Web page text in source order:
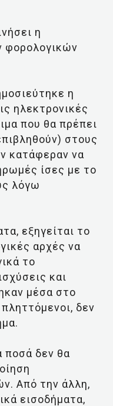
η
φορολογικών
η
ηλεκτρονικές
που θα πρέπει
στους
κατάφεραν να
ίσες με το
λόγω
εξηγείται το
αρχές να
το
και
μέσα στο
δεν
ποσά δεν θα
Από την άλλη,
εισοδήματα,